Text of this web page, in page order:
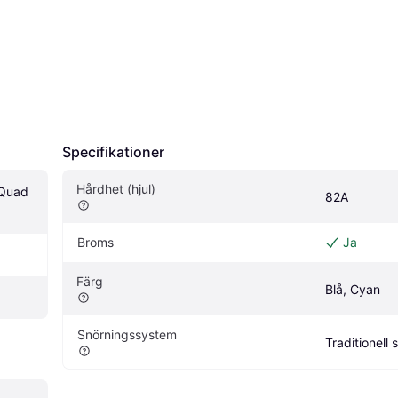
Specifikationer
Hårdhet (hjul)
82A
Broms Ja
Färg
Blå, Cyan
Snörningssystem
Traditionell